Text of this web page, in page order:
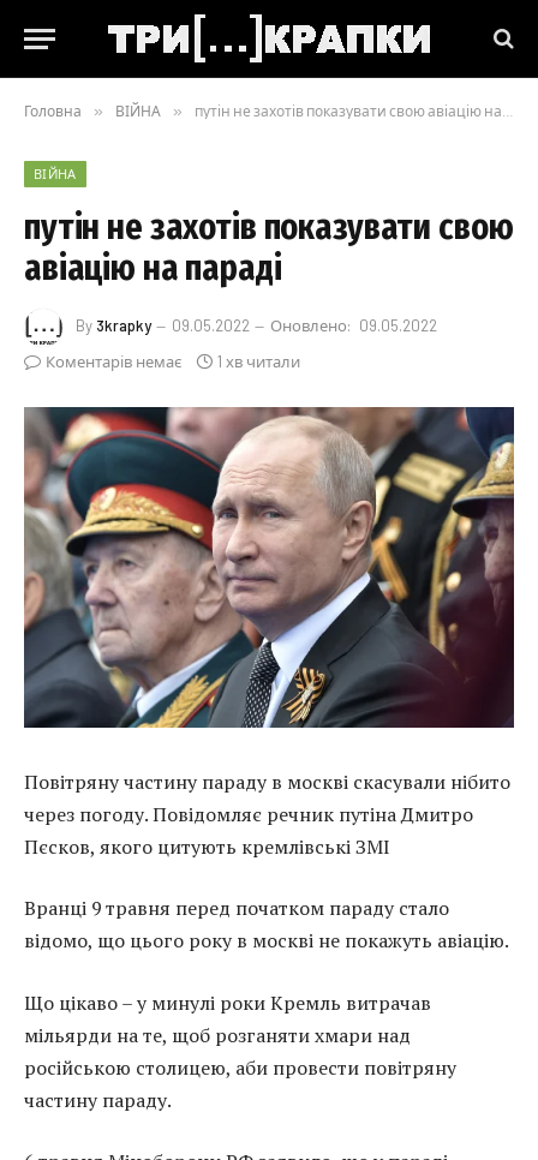
Головна » ВІЙНА » путін не захотів показувати свою авіацію на параді
ВІЙНА
путін не захотів показувати свою
авіацію на параді
By 3krapky 09.05.2022 Оновлено: 09.05.2022
Коментарів немає
1 хв читали
Повітряну частину параду в москві скасували нібито
через погоду. Повідомляє речник путіна Дмитро
Пєсков, якого цитують кремлівські ЗМІ
Вранці 9 травня перед початком параду стало
відомо, що цього року в москві не покажуть авіацію.
Що цікаво – у минулі роки Кремль витрачав
мільярди на те, щоб розганяти хмари над
російською столицею, аби провести повітряну
частину параду.